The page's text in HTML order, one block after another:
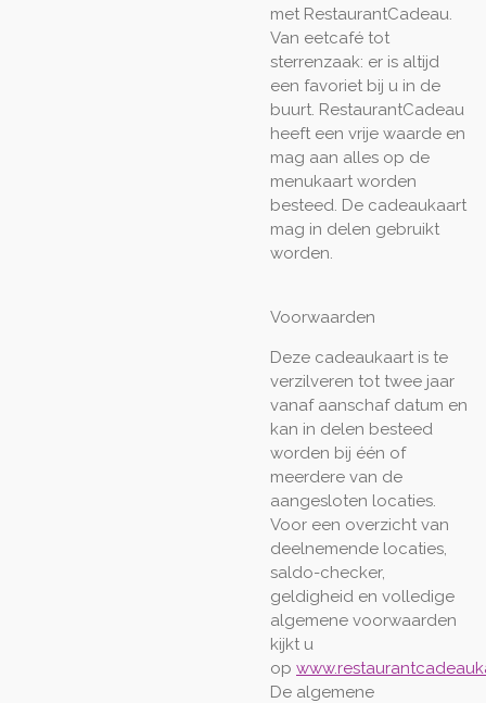
met RestaurantCadeau.
Van eetcafé tot
sterrenzaak: er is altijd
een favoriet bij u in de
buurt. RestaurantCadeau
heeft een vrije waarde en
mag aan alles op de
menukaart worden
besteed. De cadeaukaart
mag in delen gebruikt
worden.
Voorwaarden
Deze cadeaukaart is te
verzilveren tot twee jaar
vanaf aanschaf datum en
kan in delen besteed
worden bij één of
meerdere van de
aangesloten locaties.
Voor een overzicht van
deelnemende locaties,
saldo-checker,
geldigheid en volledige
algemene voorwaarden
kijkt u
op
De algemene